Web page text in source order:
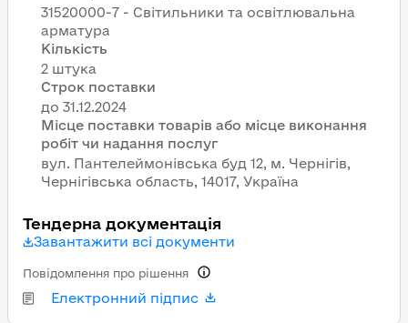
31520000-7 - Світильники та освітлювальна
арматура
Кількість
2 штука
Строк поставки
Місце поставки товарів або місце виконання
робіт чи надання послуг
вул. Пантелеймонівська буд 12, м. Чернігів,
Чернігівська область, 14017, Україна
Тендерна документація
Завантажити всі документи
Електронний підпис
Повідомлення про рішення